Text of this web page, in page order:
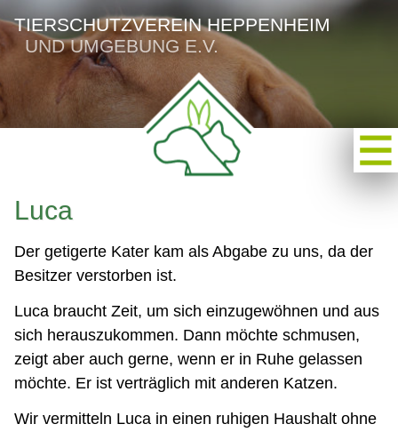
TIERSCHUTZVEREIN HEPPENHEIM
UND UMGEBUNG E.V.
Luca
Der getigerte Kater kam als Abgabe zu uns, da der
Besitzer verstorben ist.
Luca braucht Zeit, um sich einzugewöhnen und aus
sich herauszukommen. Dann möchte schmusen,
zeigt aber auch gerne, wenn er in Ruhe gelassen
möchte. Er ist verträglich mit anderen Katzen.
Wir vermitteln Luca in einen ruhigen Haushalt ohne